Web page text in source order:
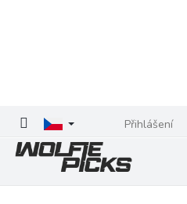
Přihlášení